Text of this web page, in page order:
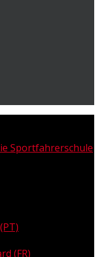
Sportfahrerschule
(FR)